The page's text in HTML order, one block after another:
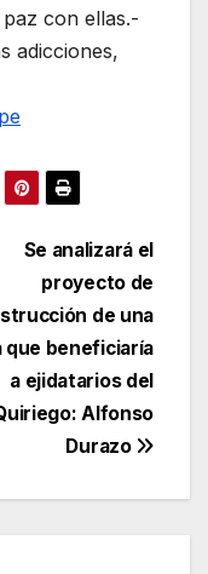
con ellas.-
adicciones,
Se analizará el
proyecto de
de una
que beneficiaría
a ejidatarios del
Alfonso
Durazo